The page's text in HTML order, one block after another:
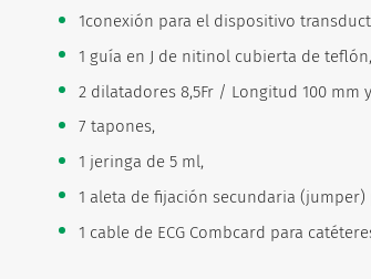
1conexión para el dispositivo
1 guía en J de nitinol cubierta de
2 dilatadores 8,5Fr / Longitud 100 mm
7 tapones,
1 jeringa de 5 ml,
1 aleta de fijación secundaria (jumper)
1 cable de ECG Combcard para